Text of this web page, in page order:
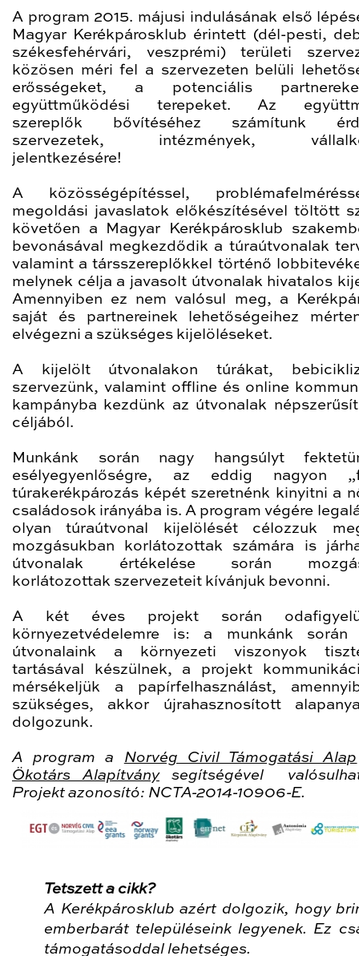
A program 2015. májusi indulásának első
Magyar Kerékpárosklub érintett (dél-pesti,
székesfehérvári, veszprémi) területi
közösen méri fel a szervezeten belüli
erősségeket, a potenciális
együttműködési terepeket. Az
szereplők bővítéséhez számítunk
szervezetek, intézmények,
jelentkezésére!
A közösségépítéssel,
megoldási javaslatok előkészítésével töltött
követően a Magyar Kerékpárosklub
bevonásával megkezdődik a túraútvonalak
valamint a társszereplőkkel történő
melynek célja a javasolt útvonalak hivatalos
Amennyiben ez nem valósul meg, a
saját és partnereinek lehetőségeihez
elvégezni a szükséges kijelöléseket.
A kijelölt útvonalakon túrákat,
szervezünk, valamint offline és online
kampányba kezdünk az útvonalak
céljából.
Munkánk során nagy hangsúlyt
esélyegyenlőségre, az eddig nagyon
túrakerékpározás képét szeretnénk kinyitni a
családosok irányába is. A program végére
olyan túraútvonal kijelölését célozzuk
mozgásukban korlátozottak számára is
útvonalak értékelése során
korlátozottak szervezeteit kívánjuk bevonni.
A két éves projekt során
környezetvédelemre is: a munkánk során
útvonalaink a környezeti viszonyok
tartásával készülnek, a projekt
mérsékeljük a papírfelhasználást,
szükséges, akkor újrahasznosított
dolgozunk.
A program a Norvég Civil Támogatási Alap
Ökotárs Alapítvány
segítségével
Projekt azonosító: NCTA-2014-10906-E.
Tetszett a cikk?
A Kerékpárosklub azért dolgozik, hogy
emberbarát településeink legyenek. Ez
támogatásoddal lehetséges.